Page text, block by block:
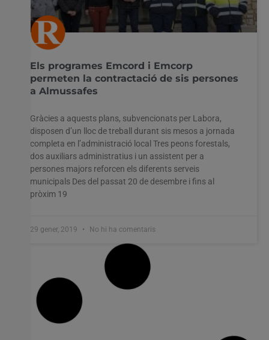
Els programes Emcord i Emcorp
permeten la contractació de sis persones
a Almussafes
Gràcies a aquests plans, subvencionats per Labora,
disposen d’un lloc de treball durant sis mesos a jornada
completa en l’administració local Tres peons forestals,
dos auxiliars administratius i un assistent per a
persones majors reforcen els diferents serveis
municipals Des del passat 20 de desembre i fins al
pròxim 19
29 gener, 2019 No hi ha comentaris